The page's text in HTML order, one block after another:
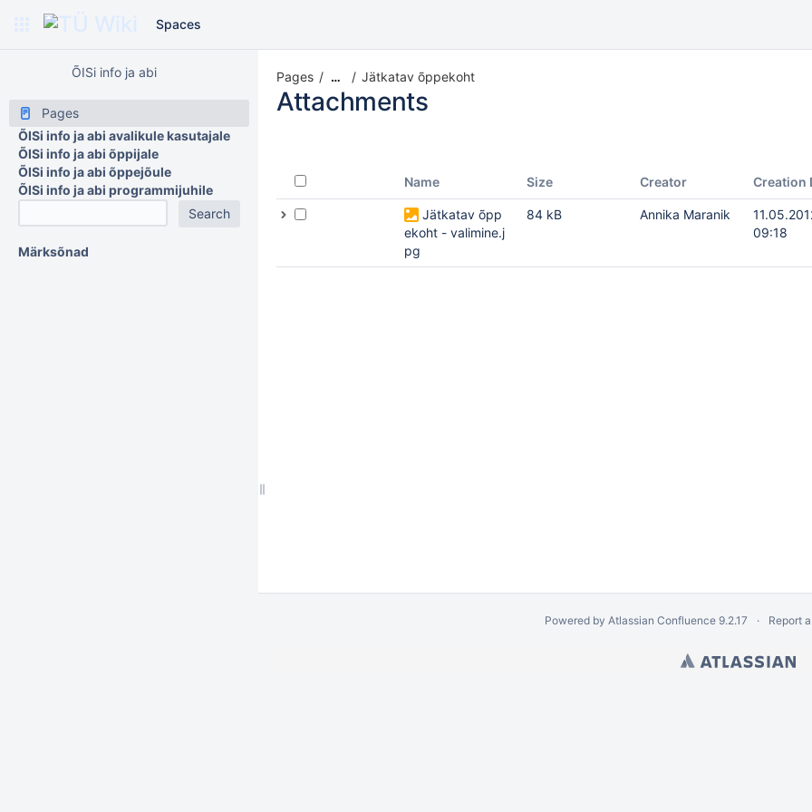
Spaces
ÕISi info ja abi
Pages
ÕISi info ja abi avalikule kasutajale
ÕISi info ja abi õppijale
ÕISi info ja abi õppejõule
ÕISi info ja abi programmijuhile
Märksõnad
Pages … Jätkatav õppekoht
Attachments
Name Size Creator Creation
Jätkatav õpp
ekoht - valimine.j
pg
84 kB Annika Maranik
09:18
Powered by Atlassian Confluence 9.2.17 Report